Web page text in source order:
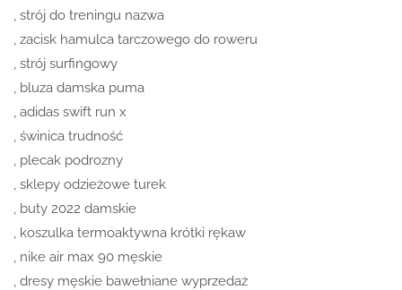
, strój do treningu nazwa
, zacisk hamulca tarczowego do roweru
, strój surfingowy
, bluza damska puma
, adidas swift run x
, świnica trudność
, plecak podrozny
, sklepy odzieżowe turek
, buty 2022 damskie
, koszulka termoaktywna krótki rękaw
, nike air max 90 męskie
, dresy męskie bawełniane wyprzedaż